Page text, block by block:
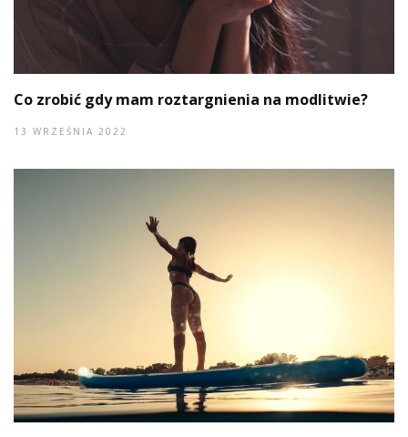
Co zrobić gdy mam roztargnienia na modlitwie?
13 WRZEŚNIA 2022